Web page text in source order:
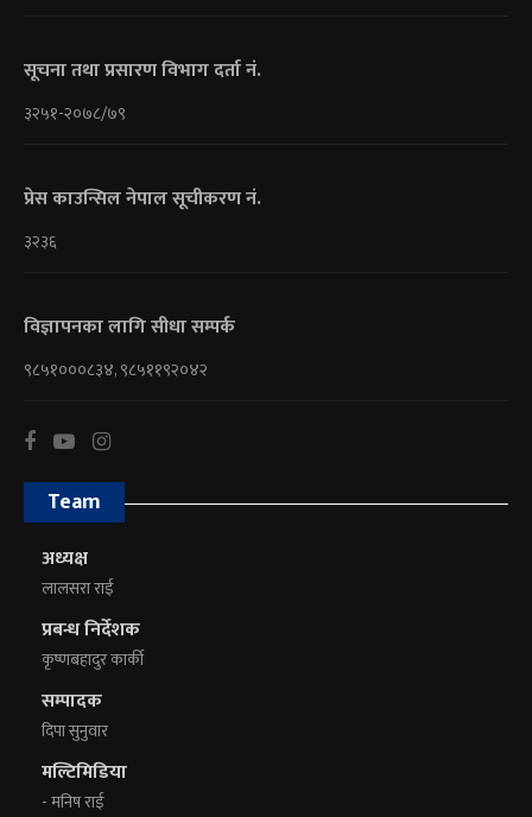
सूचना तथा प्रसारण विभाग दर्ता नं.
३२५१-२०७८/७९
प्रेस काउन्सिल नेपाल सूचीकरण नं.
३२३६
विज्ञापनका लागि सीधा सम्पर्क
९८५१०००८३४, ९८५११९२०४२
Team
अध्यक्ष
लालसरा राई
प्रबन्ध निर्देशक
कृष्णबहादुर कार्की
सम्पादक
दिपा सुनुवार
मल्टिमिडिया
- मनिष राई